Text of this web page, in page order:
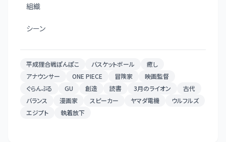
組織
シーン
平成狸合戦ぽんぽこ バスケットボール
癒し
アナウンサー
ONE PIECE 冒険家
映画監督
ぐらんぶる
GU 創造 読書 3月のライオン
古代
バランス
漫画家 スピーカー ヤマダ電機
ウルフルズ
エジプト
執着放下